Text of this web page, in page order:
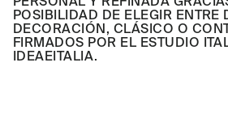
POSIBILIDAD DE ELEGIR ENTRE
DECORACIÓN, CLÁSICO O
FIRMADOS POR EL ESTUDIO
IDEAEITALIA.